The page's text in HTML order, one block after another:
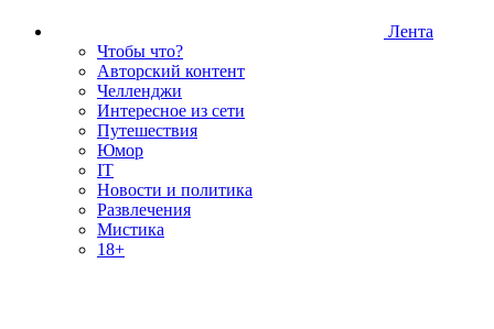
Лента
Чтобы что?
Авторский контент
Челленджи
Интересное из сети
Путешествия
Юмор
IT
Новости и политика
Развлечения
Мистика
18+